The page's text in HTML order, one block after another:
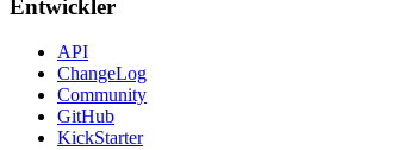
Entwickler
API
ChangeLog
Community
GitHub
KickStarter